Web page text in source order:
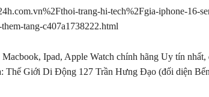
trang-hi-tech%2Fgia-iphone-16-
tang-c407a1738222.html
Ipad, Apple Watch chính hãng Uy tín nhất,
Thế Giới Di Động 127 Trần Hưng Đạo (đối diện